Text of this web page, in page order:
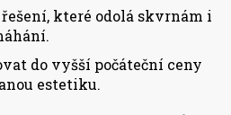
které odolá skvrnám i
do vyšší počáteční ceny
estetiku.